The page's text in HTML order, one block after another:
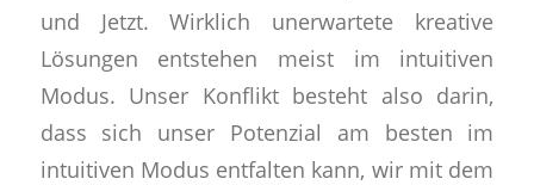
und Jetzt. Wirklich unerwartete kreative
Lösungen entstehen meist im intuitiven
Modus. Unser Konflikt besteht also darin,
dass sich unser Potenzial am besten im
intuitiven Modus entfalten kann, wir mit dem